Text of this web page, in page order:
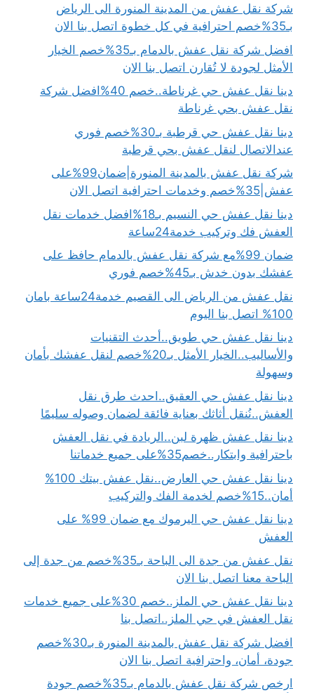
شركة نقل عفش من المدينة المنورة الى الرياض
بـ35%خصم احترافية في كل خطوة اتصل بنا الان
افضل شركة نقل عفش بالدمام بـ35%خصم الخيار
الأمثل لجودة لا تُقارن اتصل بنا الان
دينا نقل عفش حي غرناطة..خصم 40%افضل شركة
نقل عفش بحي غرناطة
دينا نقل عفش حي قرطبة بـ30%خصم فوري
عندالاتصال لنقل عفش بحي قرطبة
شركة نقل عفش بالمدينة المنورة|ضمان99%على
عفش|35%خصم وخدمات احترافية اتصل الان
دينا نقل عفش حي النسيم بـ18%افضل خدمات نقل
العفش فك وتركيب خدمة24ساعة
ضمان 99%مع شركة نقل عفش بالدمام حافظ على
عفشك بدون خدش بـ45%خصم فوري
نقل عفش من الرياض الى القصيم خدمة24ساعة بامان
100% اتصل بنا اليوم
دينا نقل عفش حي طويق..أحدث التقنيات
والأساليب..الخيار الأمثل بـ20%خصم لنقل عفشك بأمان
وسهولة
دينا نقل عفش حي العقيق..احدث طرق نقل
العفش..نُنقل أثاثك بعناية فائقة لضمان وصوله سليمًا
دينا نقل عفش ظهرة لبن..الريادة في نقل العفش
باحترافية وابتكار..خصم35%على جميع خدماتنا
دينا نقل عفش حي العارض..نقل عفش بيتك 100%
أمان..15%خصم لخدمة الفك والتركيب
دينا نقل عفش حي اليرموك مع ضمان 99% على
العفش
نقل عفش من جدة الى الباحة بـ35%خصم من جدة إلى
الباحة معنا اتصل بنا الان
دينا نقل عفش حي الملز..خصم 30%على جميع خدمات
نقل العفش في حي الملز..اتصل بنا
افضل شركة نقل عفش بالمدينة المنورة بـ30%خصم
جودة، أمان، واحترافية اتصل بنا الان
ارخص شركة نقل عفش بالدمام بـ35%خصم جودة